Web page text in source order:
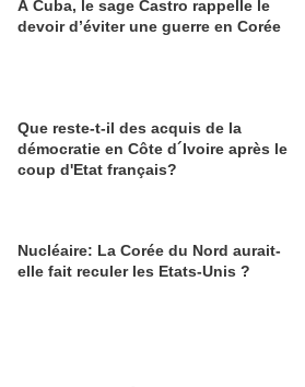
A Cuba, le sage Castro rappelle le
devoir d’éviter une guerre en Corée
Que reste-t-il des acquis de la
démocratie en Côte d´Ivoire après le
coup d'Etat français?
Nucléaire: La Corée du Nord aurait-
elle fait reculer les Etats-Unis ?